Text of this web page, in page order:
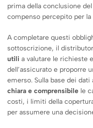
prima della conclusione
compenso percepito per
A completare questi
sottoscrizione, il
utili a valutare le richieste
dell’assicurato e proporre
emerso. Sulla base dei
chiara e comprensibile le
costi, i limiti della
per assumere una